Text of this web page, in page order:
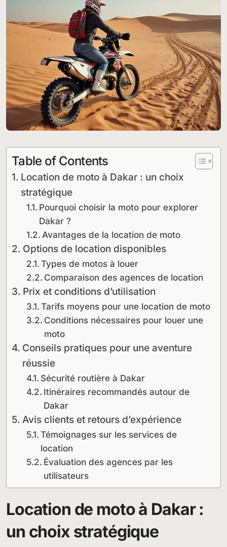
Table of Contents
Location de moto à Dakar : un choix
stratégique
Pourquoi choisir la moto pour explorer
Dakar ?
Avantages de la location de moto
Options de location disponibles
Types de motos à louer
Comparaison des agences de location
Prix et conditions d’utilisation
Tarifs moyens pour une location de moto
Conditions nécessaires pour louer une
moto
Conseils pratiques pour une aventure
réussie
Sécurité routière à Dakar
Itinéraires recommandés autour de
Dakar
Avis clients et retours d’expérience
Témoignages sur les services de
location
Évaluation des agences par les
utilisateurs
Location de moto à Dakar :
un choix stratégique